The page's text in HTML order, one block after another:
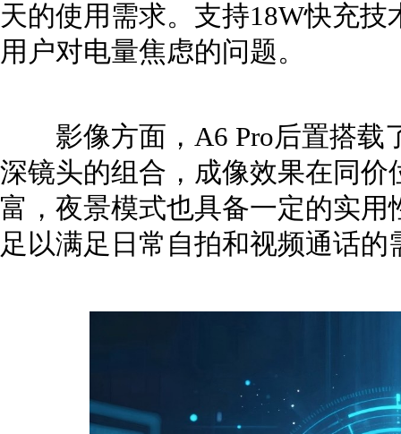
天的使用需求。支持18W快充
用户对电量焦虑的问题。
影像方面，A6 Pro后置搭载
深镜头的组合，成像效果在同
富，夜景模式也具备一定的实
足以满足日常自拍和视频通话的